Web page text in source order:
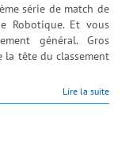
série de match de
Robotique. Et vous
général. Gros
la tête du classement
Lire la suite